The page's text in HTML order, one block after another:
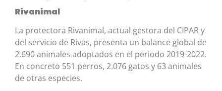
Rivanimal
La protectora Rivanimal, actual gestora del CIPAR y
del servicio de Rivas, presenta un balance global de
2.690 animales adoptados en el periodo 2019-2022.
En concreto 551 perros, 2.076 gatos y 63 animales
de otras especies.